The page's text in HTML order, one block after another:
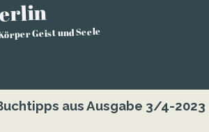
Geist und Seele
aus Ausgabe 3/4-2023